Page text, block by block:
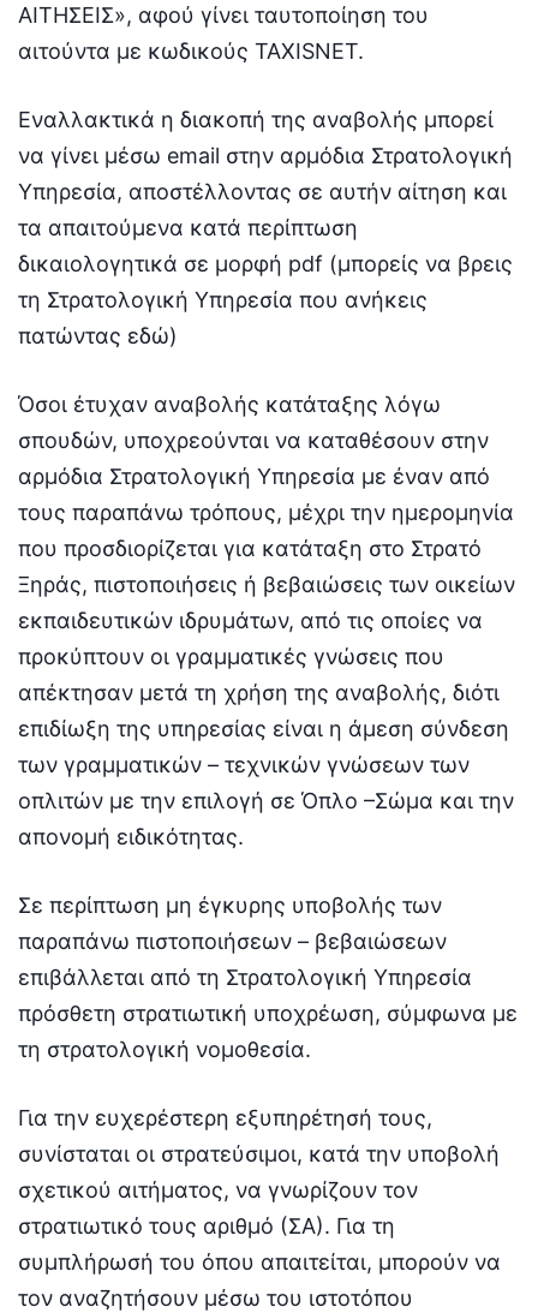
ΑΙΤΗΣΕΙΣ», αφού γίνει ταυτοποίηση του
αιτούντα με κωδικούς TAXISNET.
Εναλλακτικά η διακοπή της αναβολής μπορεί
να γίνει μέσω email στην αρμόδια Στρατολογική
Υπηρεσία, αποστέλλοντας σε αυτήν αίτηση και
τα απαιτούμενα κατά περίπτωση
δικαιολογητικά σε μορφή pdf (μπορείς να βρεις
τη Στρατολογική Υπηρεσία που ανήκεις
πατώντας εδώ)
Όσοι έτυχαν αναβολής κατάταξης λόγω
σπουδών, υποχρεούνται να καταθέσουν στην
αρμόδια Στρατολογική Υπηρεσία με έναν από
τους παραπάνω τρόπους, μέχρι την ημερομηνία
που προσδιορίζεται για κατάταξη στο Στρατό
Ξηράς, πιστοποιήσεις ή βεβαιώσεις των οικείων
εκπαιδευτικών ιδρυμάτων, από τις οποίες να
προκύπτουν οι γραμματικές γνώσεις που
απέκτησαν μετά τη χρήση της αναβολής, διότι
επιδίωξη της υπηρεσίας είναι η άμεση σύνδεση
των γραμματικών – τεχνικών γνώσεων των
οπλιτών με την επιλογή σε Όπλο –Σώμα και την
απονομή ειδικότητας.
Σε περίπτωση μη έγκυρης υποβολής των
παραπάνω πιστοποιήσεων – βεβαιώσεων
επιβάλλεται από τη Στρατολογική Υπηρεσία
πρόσθετη στρατιωτική υποχρέωση, σύμφωνα με
τη στρατολογική νομοθεσία.
Για την ευχερέστερη εξυπηρέτησή τους,
συνίσταται οι στρατεύσιμοι, κατά την υποβολή
σχετικού αιτήματος, να γνωρίζουν τον
στρατιωτικό τους αριθμό (ΣΑ). Για τη
συμπλήρωσή του όπου απαιτείται, μπορούν να
τον αναζητήσουν μέσω του ιστοτόπου